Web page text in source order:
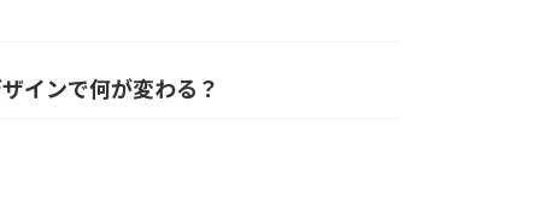
インで何が変わる？